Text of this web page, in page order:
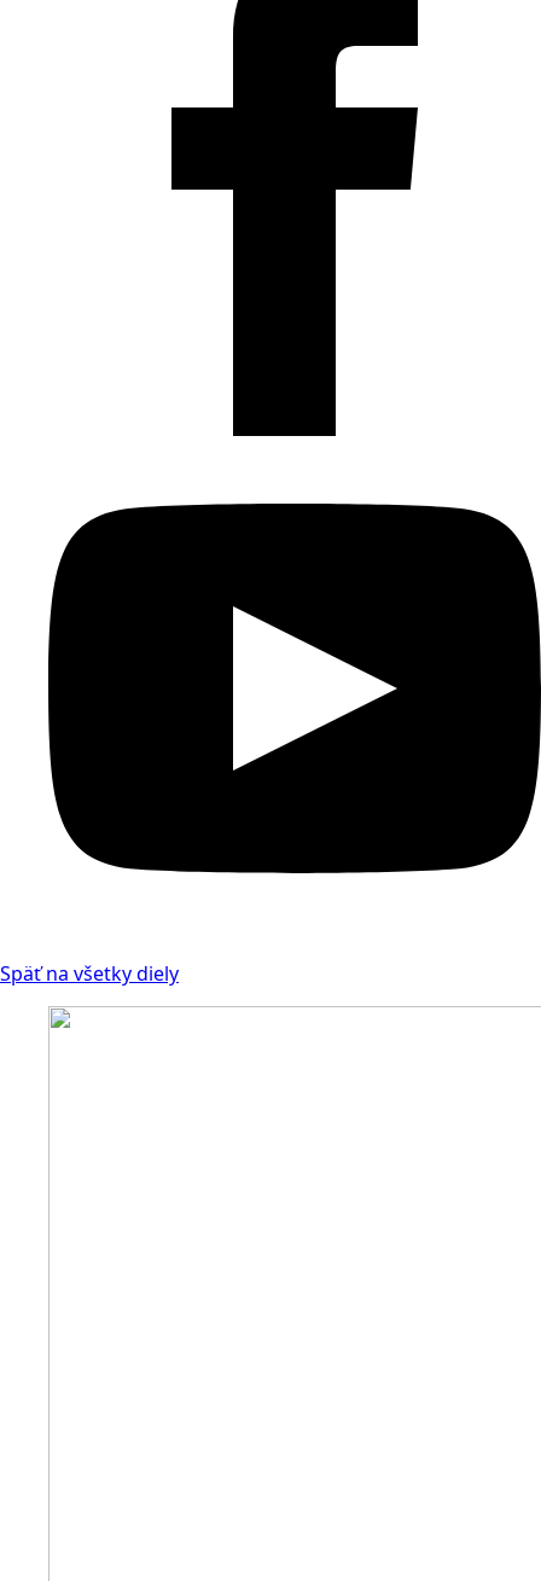
Späť na všetky diely